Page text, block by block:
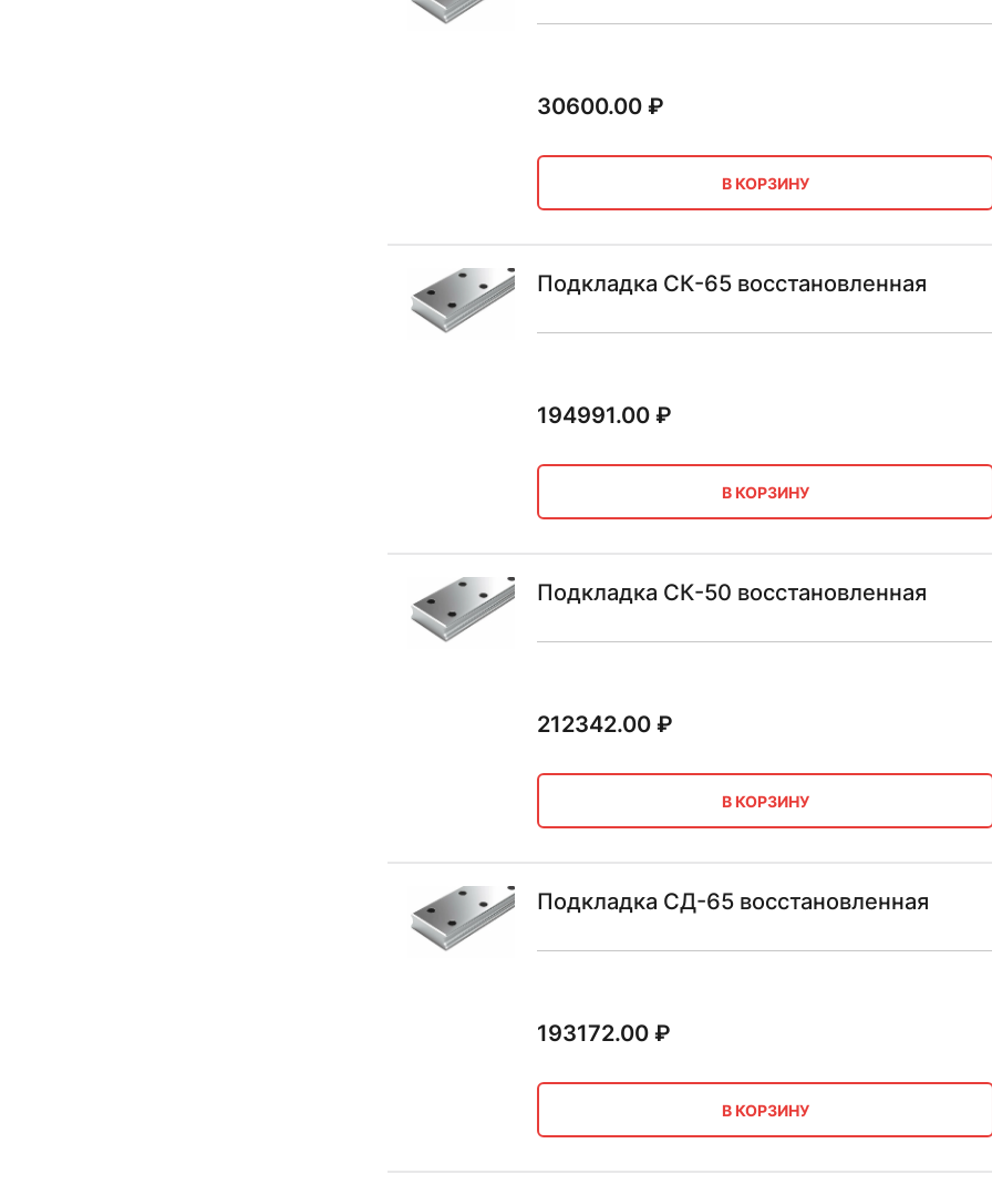
30600.00₽
В КОРЗИНУ
Подкладка СК-65 восстановленная
194991.00₽
В КОРЗИНУ
Подкладка СК-50 восстановленная
212342.00₽
В КОРЗИНУ
Подкладка СД-65 восстановленная
193172.00₽
В КОРЗИНУ